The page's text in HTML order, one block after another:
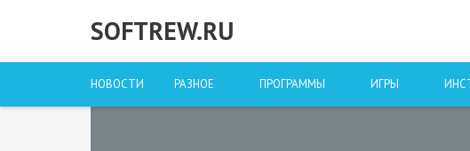
SOFTREW.RU
НОВОСТИ РАЗНОЕ ПРОГРАММЫ ИГРЫ